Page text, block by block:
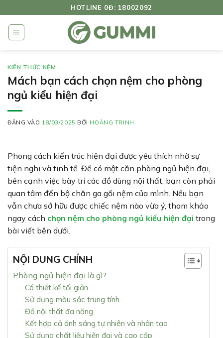
qua
dung
HOTLINE 0Đ: 18002092
KIẾN THỨC NỆM
Mách bạn cách chọn nệm cho phòng
ngủ kiểu hiện đại
ĐĂNG VÀO 18/03/2025 BỞI HOÀNG TRINH
Phong cách kiến trúc hiện đại được yêu thích nhờ sự
tiện nghi và tinh tế. Để có một căn phòng ngủ hiện đại,
bên cạnh việc bày trí các đồ dùng nội thất, bạn còn phải
quan tâm đến bộ chăn ga gối nệm của mình. Nếu bạn
vẫn chưa sở hữu được chiếc nệm nào vừa ý, tham khảo
ngay cách chọn nệm cho phòng ngủ kiểu hiện đại trong
bài viết bên dưới.
NỘI DUNG CHÍNH
Phòng ngủ hiện đại là gì?
Có thiết kế tối giản
Sử dụng màu sắc trung tính
Đồ nội thất đa năng
Kết hợp cả ánh sáng tự nhiên và nhân tạo
Sử dụng chất liệu hiện đại và cao cấp